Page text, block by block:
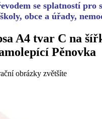
se splatností pro
školy, obce a úřady,
A4 tvar C na
Pěnovka
obrázky zvětšíte